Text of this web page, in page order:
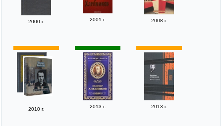
2000 г. 2001 г. 2008 г.
2010 г. 2013 г. 2013 г.